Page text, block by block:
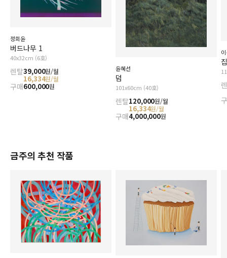
정회윤
버드나무 1
40x32cm (6호)
렌탈39,000원/월
16,334원/월
구매600,000원
윤혜선
덤
101x60cm (40호)
렌탈120,000원/월
16,334원/월
구매4,000,000원
집
금주의 추천 작품